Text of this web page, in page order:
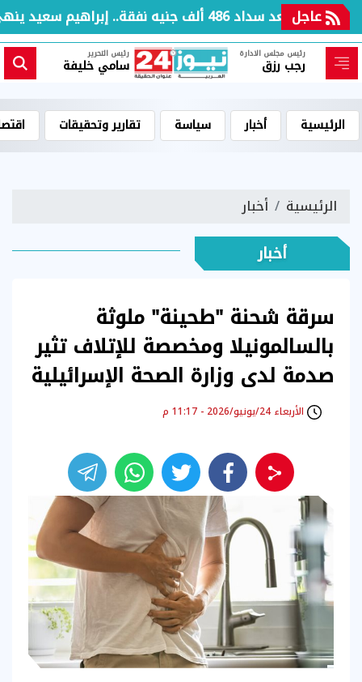
عاجلبعد سداد 486 ألف جنيه نفقة.. إبراهيم سعيد ينهي إجراءات خروجه من القسم
رئيس مجلس الادارة
رجب رزق
رئيس التحرير
سامي خليفة
الرئيسية أخبار سياسة تقارير وتحقيقات
الرئيسية أخبار
أخبار
سرقة شحنة "طحينة" ملوثة
بالسالمونيلا ومخصصة للإتلاف تثير
صدمة لدى وزارة الصحة الإسرائيلية
الأربعاء 24/يونيو/2026 - 11:17 م